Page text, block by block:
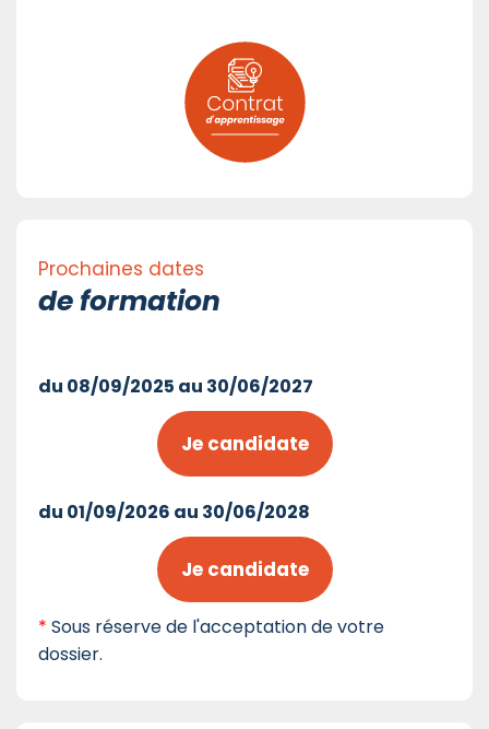
Prochaines dates
de formation
du 08/09/2025 au 30/06/2027
Je candidate
du 01/09/2026 au 30/06/2028
Je candidate
* Sous réserve de l'acceptation de votre
dossier.